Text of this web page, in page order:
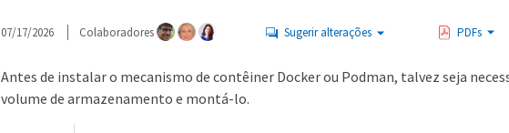
07/17/2026 Colaboradores Sugerir alterações PDFs
Antes de instalar o mecanismo de contêiner Docker ou Podman, talvez seja
volume de armazenamento e montá-lo.